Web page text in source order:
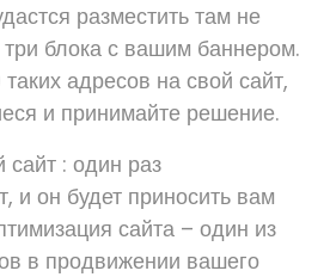
разместить там не
блока с вашим баннером.
адресов на свой сайт,
и принимайте решение.
: один раз
и он будет приносить вам
сайта – один из
в продвижении вашего